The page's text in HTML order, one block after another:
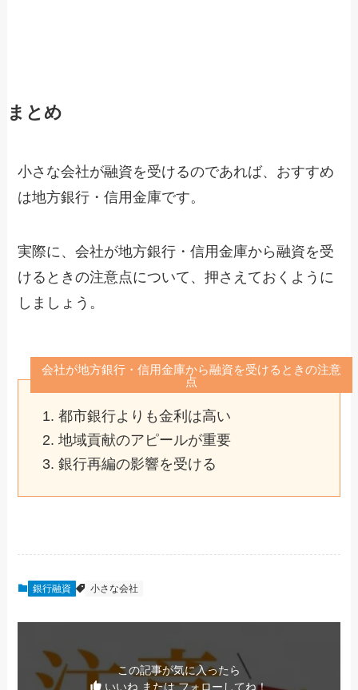
まとめ
小さな会社が融資を受けるのであれば、おすすめ
は地方銀行・信用金庫です。
実際に、会社が地方銀行・信用金庫から融資を受
けるときの注意点について、押さえておくように
しましょう。
会社が地方銀行・信用金庫から融資を受けるときの注意
点
都市銀行よりも金利は高い
地域貢献のアピールが重要
銀行再編の影響を受ける
銀行融資 小さな会社
この記事が気に入ったら
いいね または フォローしてね！